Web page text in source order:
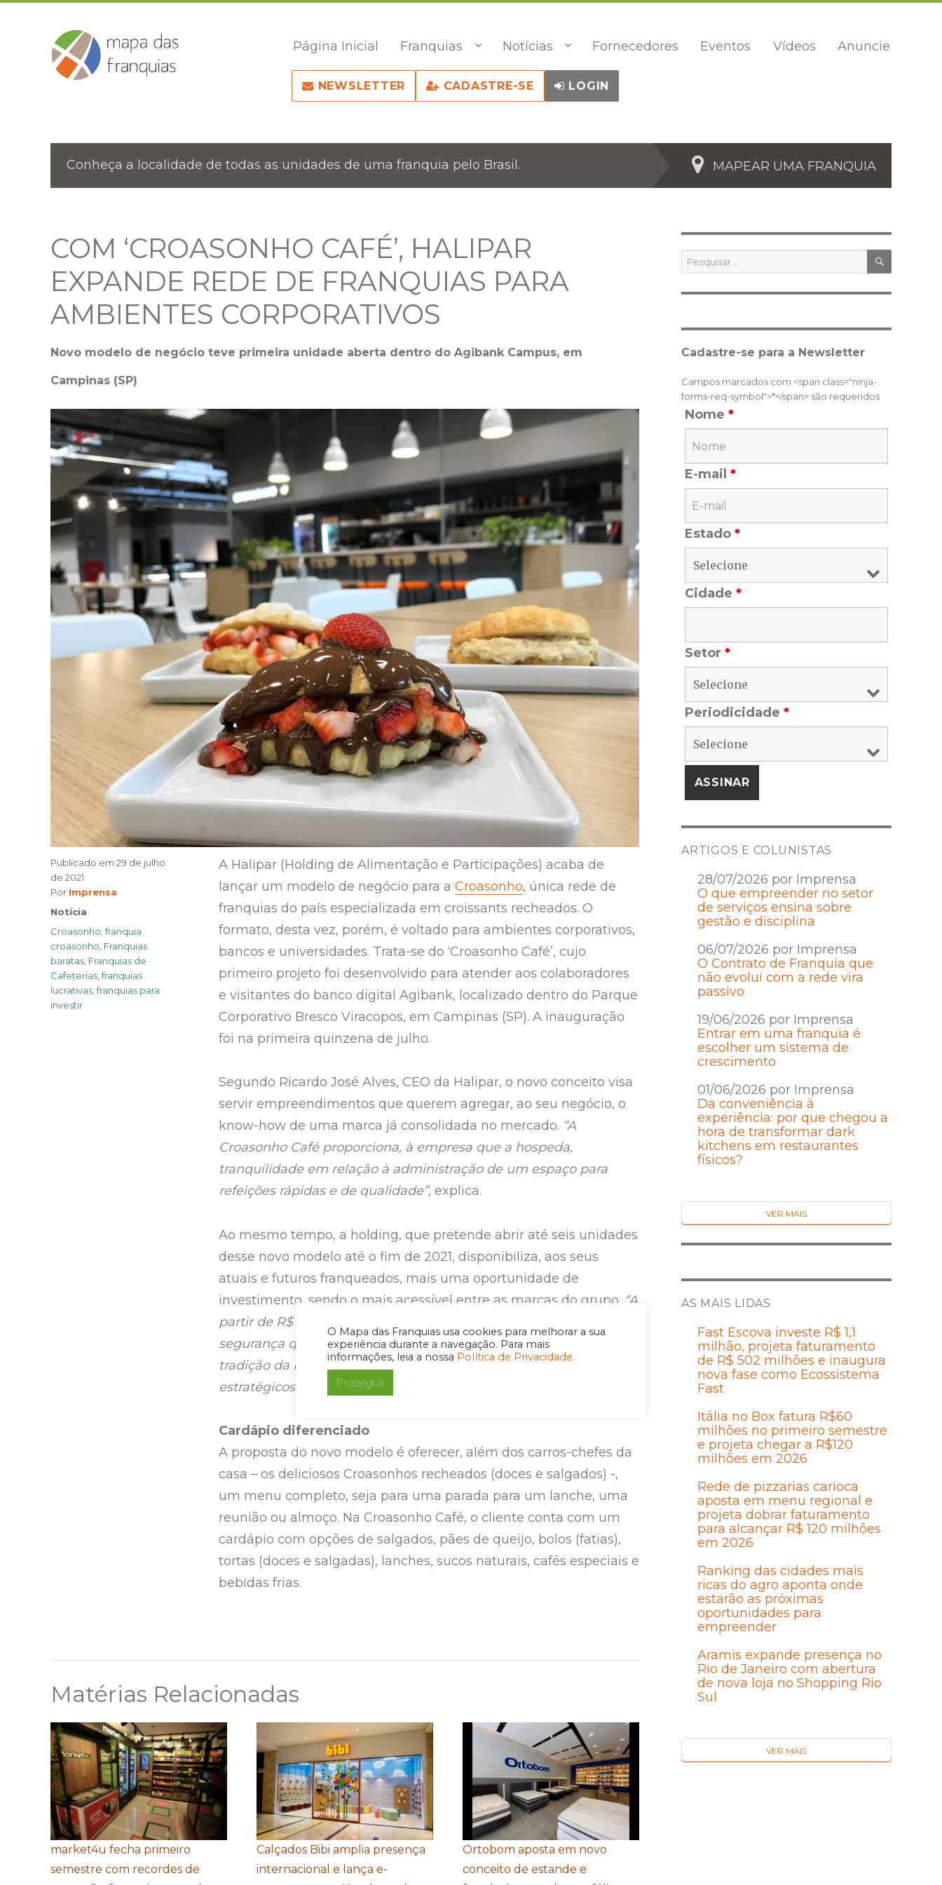
O Mapa das Franquias usa cookies para melhorar a sua
experiência durante a navegação. Para mais
informações, leia a nossa Política de Privacidade.
Prosseguir
Página Inicial Franquias Notícias Fornecedores Eventos Vídeos Anuncie
NEWSLETTER CADASTRE-SE LOGIN
Conheça a localidade de todas as unidades de uma franquia pelo Brasil. MAPEAR UMA FRANQUIA
COM ‘CROASONHO CAFÉ’, HALIPAR
EXPANDE REDE DE FRANQUIAS PARA
AMBIENTES CORPORATIVOS
Novo modelo de negócio teve primeira unidade aberta dentro do Agibank Campus, em
Campinas (SP)
A Halipar (Holding de Alimentação e Participações) acaba de
lançar um modelo de negócio para a Croasonho, única rede de
franquias do país especializada em croissants recheados. O
formato, desta vez, porém, é voltado para ambientes corporativos,
bancos e universidades. Trata-se do ‘Croasonho Café’, cujo
primeiro projeto foi desenvolvido para atender aos colaboradores
e visitantes do banco digital Agibank, localizado dentro do Parque
Corporativo Bresco Viracopos, em Campinas (SP). A inauguração
foi na primeira quinzena de julho.
Segundo Ricardo José Alves, CEO da Halipar, o novo conceito visa
servir empreendimentos que querem agregar, ao seu negócio, o
know-how de uma marca já consolidada no mercado. “A
Croasonho Café proporciona, à empresa que a hospeda,
tranquilidade em relação à administração de um espaço para
refeições rápidas e de qualidade”, explica.
Ao mesmo tempo, a holding, que pretende abrir até seis unidades
desse novo modelo até o fim de 2021, disponibiliza, aos seus
atuais e futuros franqueados, mais uma oportunidade de
investimento, sendo o mais acessível entre as marcas do grupo. “A
partir de R$ 150 mil, nosso parceiro, além de contar com a
segurança que o sistema de franquia garante e com o prestígio e
tradição da marca Croasonho, pode levar esse projeto para pontos
estratégicos, fora dos shopping centers”
Cardápio diferenciado
A proposta do novo modelo é oferecer, além dos carros-chefes da
casa – os deliciosos Croasonhos recheados (doces e salgados) -,
um menu completo, seja para uma parada para um lanche, uma
reunião ou almoço. Na Croasonho Café, o cliente conta com um
cardápio com opções de salgados, pães de queijo, bolos (fatias),
tortas (doces e salgadas), lanches, sucos naturais, cafés especiais e
bebidas frias.
Publicado em 29 de julho
de 2021
Por Author
Imprensa
Categories
Notícia
Tags
Croasonho ,franquia
croasonho Franquias
baratas Franquias de
Cafeterias ,franquias
lucrativas ,franquias para
investir
Matérias Relacionadas
market4u fecha primeiro
semestre com recordes de
Calçados Bibi amplia presença
internacional e lança e-
Ortobom aposta em novo
conceito de estande e
Pesquisar
por:
Cadastre-se para a Newsletter
Campos marcados com <span class="ninja-
forms-req-symbol">*</span> são requeridos
Nome *
E-mail *
Estado *
Cidade *
Setor *
Periodicidade *
ARTIGOS E COLUNISTAS
28/07/2026 por Imprensa
O que empreender no setor
de serviços ensina sobre
gestão e disciplina
06/07/2026 por Imprensa
O Contrato de Franquia que
não evolui com a rede vira
passivo
19/06/2026 por Imprensa
Entrar em uma franquia é
escolher um sistema de
crescimento
01/06/2026 por Imprensa
Da conveniência à
experiência: por que chegou a
hora de transformar dark
kitchens em restaurantes
físicos?
VER MAIS
AS MAIS LIDAS
Fast Escova investe R$ 1,1
milhão, projeta faturamento
de R$ 502 milhões e inaugura
nova fase como Ecossistema
Fast
Itália no Box fatura R$60
milhões no primeiro semestre
e projeta chegar a R$120
milhões em 2026
Rede de pizzarias carioca
aposta em menu regional e
projeta dobrar faturamento
para alcançar R$ 120 milhões
em 2026
Ranking das cidades mais
ricas do agro aponta onde
estarão as próximas
oportunidades para
empreender
Aramis expande presença no
Rio de Janeiro com abertura
de nova loja no Shopping Rio
Sul
VER MAIS